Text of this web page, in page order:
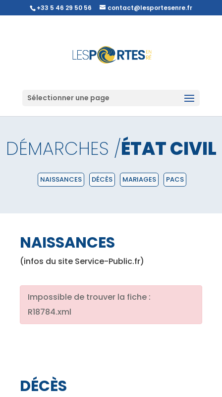
+33 5 46 29 50 56 contact@lesportesenre.fr
Sélectionner une page
DÉMARCHES /ÉTAT CIVIL
NAISSANCES DÉCÈS MARIAGES PACS
NAISSANCES
(infos du site Service-Public.fr)
Impossible de trouver la fiche :
R18784.xml
DÉCÈS